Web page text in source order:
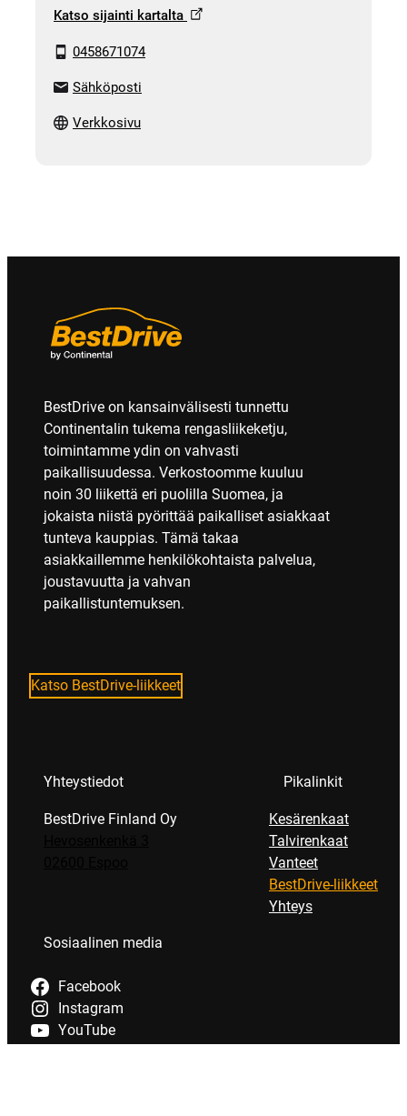
Katso sijainti kartalta
0458671074
Sähköposti
Verkkosivu
BestDrive on kansainvälisesti tunnettu
Continentalin tukema rengasliikeketju,
toimintamme ydin on vahvasti
paikallisuudessa. Verkostoomme kuuluu
noin 30 liikettä eri puolilla Suomea, ja
jokaista niistä pyörittää paikalliset asiakkaat
tunteva kauppias. Tämä takaa
asiakkaillemme henkilökohtaista palvelua,
joustavuutta ja vahvan
paikallistuntemuksen.
Katso BestDrive-liikkeet
Yhteystiedot
BestDrive Finland Oy
Pikalinkit
Kesärenkaat
Talvirenkaat
Vanteet
BestDrive-liikkeet
Yhteys
Sosiaalinen media
Facebook
Instagram
YouTube